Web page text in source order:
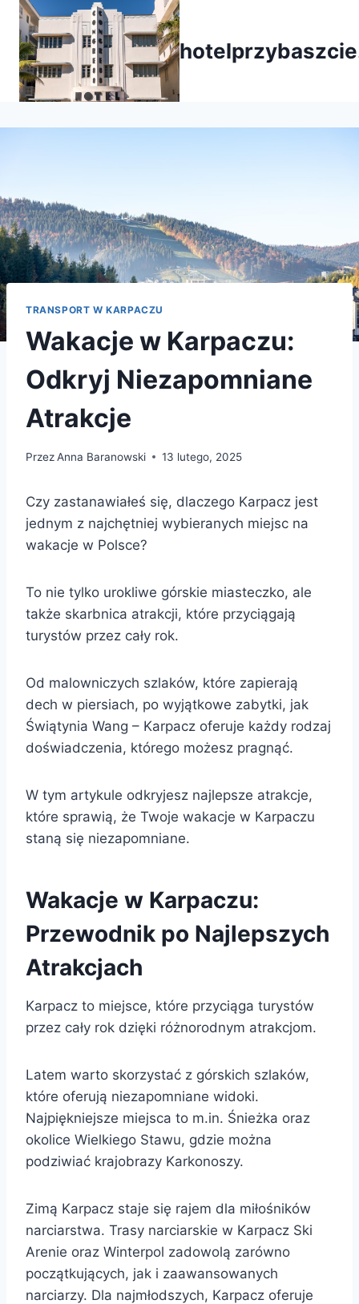
Przejdź
treści
TRANSPORT W KARPACZU
Wakacje w Karpaczu:
Odkryj Niezapomniane
Atrakcje
PrzezAnna Baranowski 13 lutego, 2025
Czy zastanawiałeś się, dlaczego Karpacz jest
jednym z najchętniej wybieranych miejsc na
wakacje w Polsce?
To nie tylko urokliwe górskie miasteczko, ale
także skarbnica atrakcji, które przyciągają
turystów przez cały rok.
Od malowniczych szlaków, które zapierają
dech w piersiach, po wyjątkowe zabytki, jak
Świątynia Wang – Karpacz oferuje każdy rodzaj
doświadczenia, którego możesz pragnąć.
W tym artykule odkryjesz najlepsze atrakcje,
które sprawią, że Twoje wakacje w Karpaczu
staną się niezapomniane.
Wakacje w Karpaczu:
Przewodnik po Najlepszych
Atrakcjach
Karpacz to miejsce, które przyciąga turystów
przez cały rok dzięki różnorodnym atrakcjom.
Latem warto skorzystać z górskich szlaków,
które oferują niezapomniane widoki.
Najpiękniejsze miejsca to m.in. Śnieżka oraz
okolice Wielkiego Stawu, gdzie można
podziwiać krajobrazy Karkonoszy.
Zimą Karpacz staje się rajem dla miłośników
narciarstwa. Trasy narciarskie w Karpacz Ski
Arenie oraz Winterpol zadowolą zarówno
początkujących, jak i zaawansowanych
narciarzy. Dla najmłodszych, Karpacz oferuje